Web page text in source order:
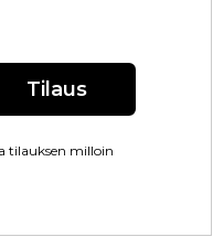
Tilaus
tilauksen milloin